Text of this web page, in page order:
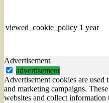
viewed_cookie_policy 1 year
Advertisement
advertisement
Advertisement cookies are
and marketing campaigns.
websites and collect information